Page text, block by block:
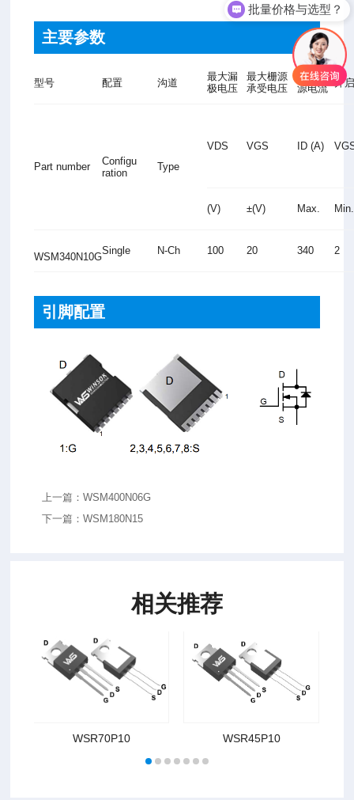
主要参数
型号 配置 沟道
最大漏
极电压
最大栅源
承受电压
最大漏
源电流 开
Part number
Configu
ration
Type
VDS VGS ID (A)
(V) ±(V) Max. Min.
WSM340N10G
Single N-Ch 100 20 340 2
引脚配置
上一篇：WSM400N06G
下一篇：WSM180N15
相关推荐
WSR70P10 WSR45P10
批量价格与选型？